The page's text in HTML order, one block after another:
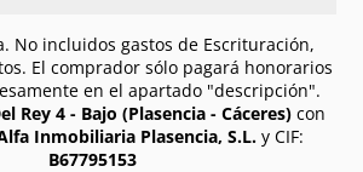
No incluidos gastos de Escrituración,
El comprador sólo pagará honorarios
en el apartado "descripción".
Rey 4 - Bajo (Plasencia - Cáceres)con
Inmobiliaria Plasencia, S.L.y CIF:
B67795153